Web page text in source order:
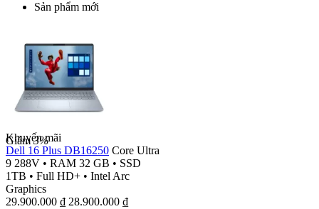
Sản phẩm mới
Giảm3%
Khuyến mãi
Dell 16 Plus DB16250 Core Ultra
9 288V • RAM 32 GB • SSD
1TB • Full HD+ • Intel Arc
Graphics
29.900.000 ₫ 28.900.000 ₫